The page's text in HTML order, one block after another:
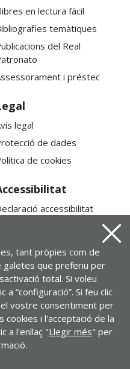
en lectura fàcil
temàtiques
del Real
i préstec
legal
de dades
de cookies
accessibilitat
tant pròpies com de
galetes que preferiu per
total. Si voleu
“configuració”. Si feu clic
vostre consentiment per
cookies i l'acceptació de la
a l'enllaç "Llegir més" per